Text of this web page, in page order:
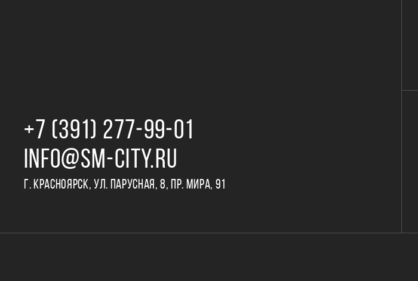
+7 (391) 277‒99‒01
INFO@SM-CITY.RU
Г. КРАСНОЯРСК, УЛ. ПАРУСНАЯ, 8, ПР. МИРА, 91